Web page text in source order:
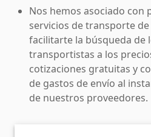
Nos hemos asociado con
servicios de transporte
facilitarte la búsqueda de
transportistas a los
cotizaciones gratuitas y
de gastos de envío al
de nuestros proveedores.